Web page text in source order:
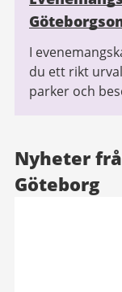
I
du ett rikt
parker och
Nyheter
Göteborg